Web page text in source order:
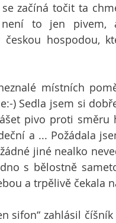
začíná točit ta
to jen pivem,
českou hospodou,
místních
) Sedla jsem si
pivo proti směru
a ... Požádala
jiné nealko
s bělostně
a trpělivě čekala
sifon“ zahlásil